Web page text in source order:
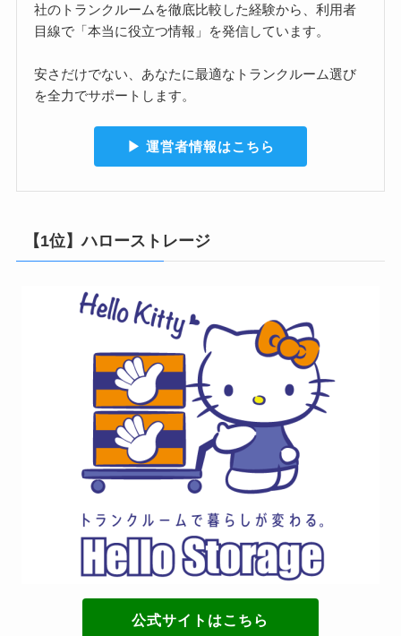
社のトランクルームを徹底比較した経験から、利用者
目線で「本当に役立つ情報」を発信しています。
安さだけでない、あなたに最適なトランクルーム選び
を全力でサポートします。
▶︎ 運営者情報はこちら
【1位】ハローストレージ
公式サイトはこちら